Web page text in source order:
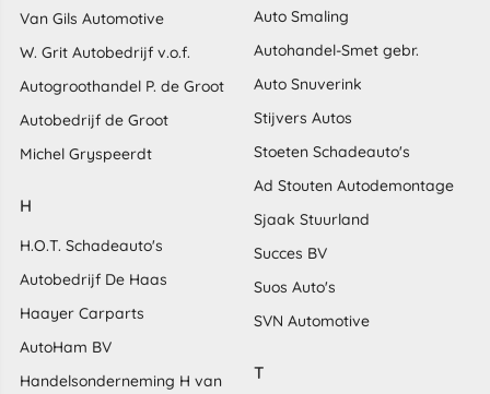
Van Gils Automotive
W. Grit Autobedrijf v.o.f.
Autogroothandel P. de Groot
Autobedrijf de Groot
Michel Gryspeerdt
H
H.O.T. Schadeauto's
Autobedrijf De Haas
Haayer Carparts
AutoHam BV
Handelsonderneming H van
Auto Smaling
Autohandel-Smet gebr.
Auto Snuverink
Stijvers Autos
Stoeten Schadeauto's
Ad Stouten Autodemontage
Sjaak Stuurland
Succes BV
Suos Auto's
SVN Automotive
T